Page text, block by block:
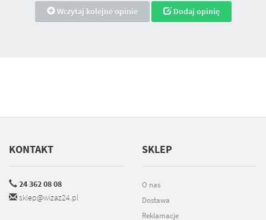
Wczytaj kolejne opinie Dodaj opinię
KONTAKT
24 362 08 08
sklep@wizaz24.pl
SKLEP
O nas
Dostawa
Reklamacje